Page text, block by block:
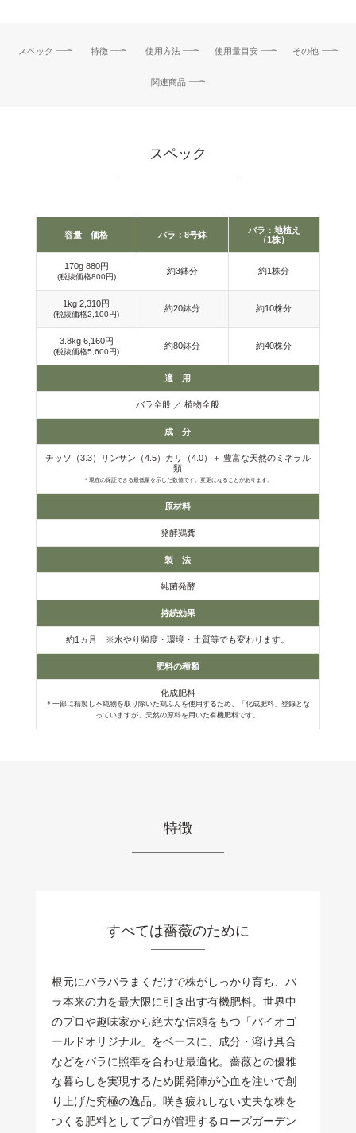
スペック 特徴 使用方法 使用量目安 その他
関連商品
スペック
容量 価格 バラ：8号鉢
バラ：地植え
（1株）
170g 880円
(税抜価格800円)
約3鉢分 約1株分
1kg 2,310円
(税抜価格2,100円)
約20鉢分 約10株分
3.8kg 6,160円
(税抜価格5,600円)
約80鉢分 約40株分
適 用
バラ全般 ／ 植物全般
成 分
チッソ（3.3）リンサン（4.5）カリ（4.0）＋ 豊富な天然のミネラル
類
＊現在の保証できる最低量を示した数値です。変更になることがあります。
原材料
発酵鶏糞
製 法
純菌発酵
持続効果
約1ヵ月 ※水やり頻度・環境・土質等でも変わります。
肥料の種類
化成肥料
＊一部に精製し不純物を取り除いた鶏ふんを使用するため、「化成肥料」登録とな
っていますが、天然の原料を用いた有機肥料です。
特徴
すべては薔薇のために
根元にパラパラまくだけで株がしっかり育ち、バ
ラ本来の力を最大限に引き出す有機肥料。世界中
のプロや趣味家から絶大な信頼をもつ「バイオゴ
ールドオリジナル」をベースに、成分・溶け具合
などをバラに照準を合わせ最適化。薔薇との優雅
な暮らしを実現するため開発陣が心血を注いで創
り上げた究極の逸品。咲き疲れしない丈夫な株を
つくる肥料としてプロが管理するローズガーデン